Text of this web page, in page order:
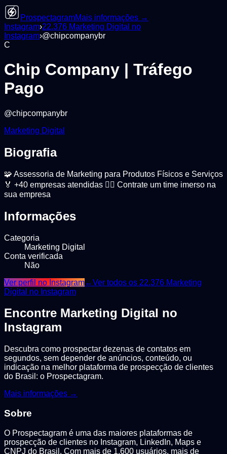
ProspectagramMais informações →
Instagram›22.376 Marketing Digital no
Instagram›@chipcompanybr
C
Chip Company | Tráfego
Pago
@chipcompanybr
Marketing Digital
Biografia
🧩 Assessoria de Marketing para Produtos Físicos e Serviços
🏅 +40 empresas atendidas 👇🏼 Contrate um time imerso na
sua empresa
Informações
Categoria
Marketing Digital
Conta verificada
Não
Ver perfil no Instagram←Ver todos os 22.376 Marketing
Digital no Instagram
Encontre Marketing Digital no
Instagram
Descubra como prospectar dezenas de contatos em
segundos, sem depender de anúncios, conteúdo, ou
indicação na melhor plataforma de prospecção de clientes
do Brasil: o Prospectagram.
Mais informações →
Sobre
O Prospectagram é uma das maiores plataformas de
prospecção de clientes no Instagram, LinkedIn, Maps e
CNPJ do Brasil. Com mais de 1.600 usuários, mais de